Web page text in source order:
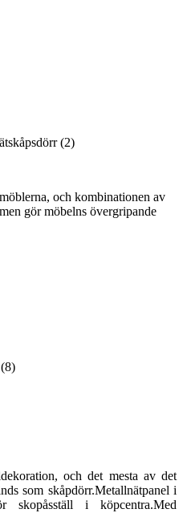
och kombinationen av
gör möbelns övergripande
och det mesta av det
som skåpdörr.Metallnätpanel i
i köpcentra.Med